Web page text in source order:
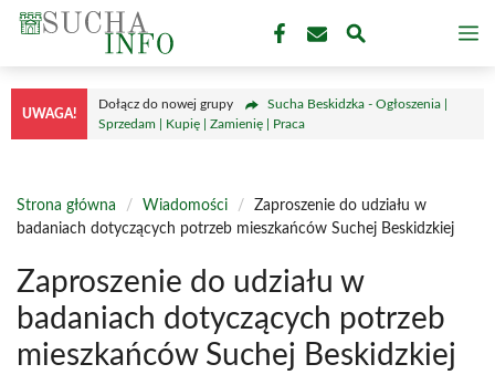
Przejdź
treści
UWAGA!
Dołącz do nowej grupy
Sucha Beskidzka - Ogłoszenia |
Sprzedam | Kupię | Zamienię | Praca
Strona główna / Wiadomości /
Zaproszenie do udziału w
badaniach dotyczących potrzeb mieszkańców Suchej Beskidzkiej
Zaproszenie do udziału w
badaniach dotyczących potrzeb
mieszkańców Suchej Beskidzkiej